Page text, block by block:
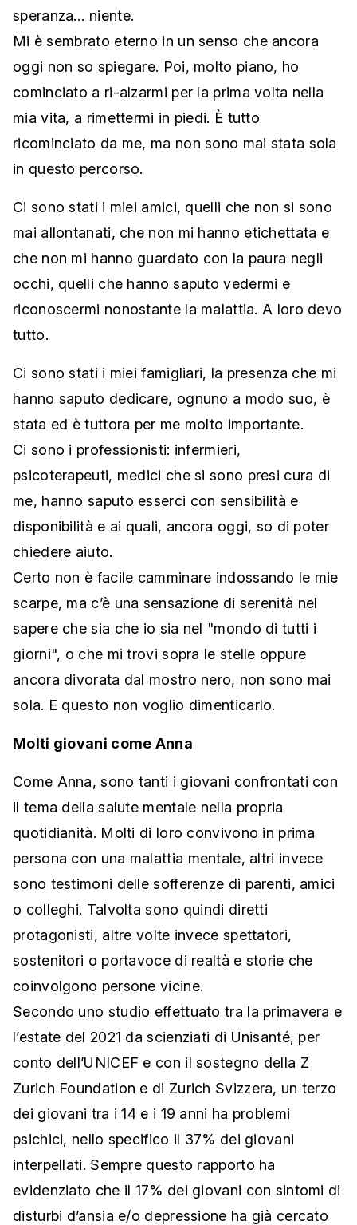
speranza… niente.
Mi è sembrato eterno in un senso che ancora
oggi non so spiegare. Poi, molto piano, ho
cominciato a ri-alzarmi per la prima volta nella
mia vita, a rimettermi in piedi. È tutto
ricominciato da me, ma non sono mai stata sola
in questo percorso.
Ci sono stati i miei amici, quelli che non si sono
mai allontanati, che non mi hanno etichettata e
che non mi hanno guardato con la paura negli
occhi, quelli che hanno saputo vedermi e
riconoscermi nonostante la malattia. A loro devo
tutto.
Ci sono stati i miei famigliari, la presenza che mi
hanno saputo dedicare, ognuno a modo suo, è
stata ed è tuttora per me molto importante.
Ci sono i professionisti: infermieri,
psicoterapeuti, medici che si sono presi cura di
me, hanno saputo esserci con sensibilità e
disponibilità e ai quali, ancora oggi, so di poter
chiedere aiuto.
Certo non è facile camminare indossando le mie
scarpe, ma c’è una sensazione di serenità nel
sapere che sia che io sia nel "mondo di tutti i
giorni", o che mi trovi sopra le stelle oppure
ancora divorata dal mostro nero, non sono mai
sola. E questo non voglio dimenticarlo.
Molti giovani come Anna
Come Anna, sono tanti i giovani confrontati con
il tema della salute mentale nella propria
quotidianità. Molti di loro convivono in prima
persona con una malattia mentale, altri invece
sono testimoni delle sofferenze di parenti, amici
o colleghi. Talvolta sono quindi diretti
protagonisti, altre volte invece spettatori,
sostenitori o portavoce di realtà e storie che
coinvolgono persone vicine.
Secondo uno studio effettuato tra la primavera e
l’estate del 2021 da scienziati di Unisanté, per
conto dell’UNICEF e con il sostegno della Z
Zurich Foundation e di Zurich Svizzera, un terzo
dei giovani tra i 14 e i 19 anni ha problemi
psichici, nello specifico il 37% dei giovani
interpellati. Sempre questo rapporto ha
evidenziato che il 17% dei giovani con sintomi di
disturbi d’ansia e/o depressione ha già cercato